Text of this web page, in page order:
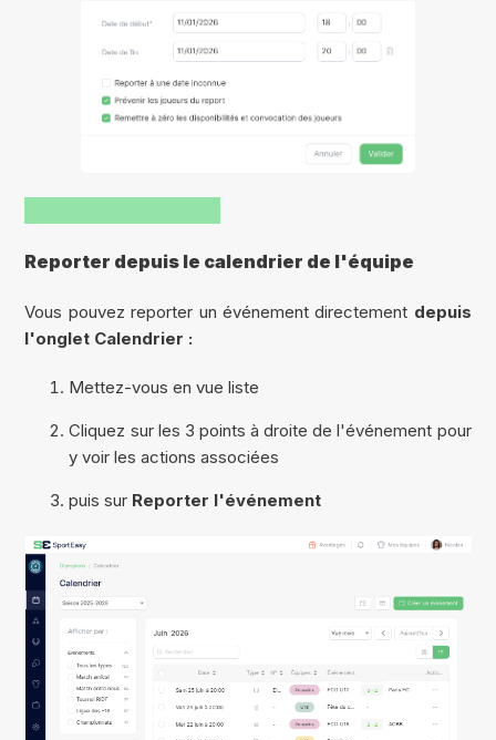
Reporter depuis le calendrier de l'équipe
Vous pouvez reporter un événement directement depuis
l'onglet Calendrier :
Mettez-vous en vue liste
Cliquez sur les 3 points à droite de l'événement pour
y voir les actions associées
puis sur Reporter l'événement